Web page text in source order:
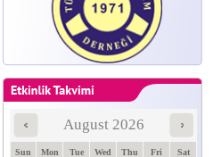
August 2026
Sun Mon Tue Wed Thu Fri Sat